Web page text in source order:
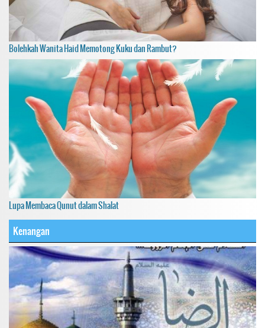
Bolehkah Wanita Haid Memotong Kuku dan Rambut?
Lupa Membaca Qunut dalam Shalat
Kenangan